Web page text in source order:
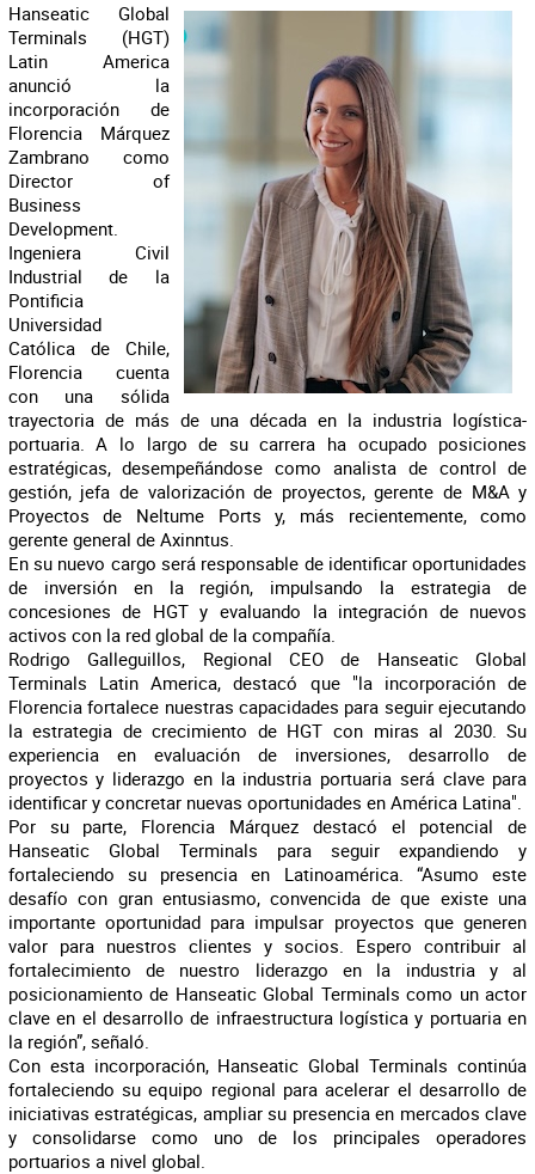
Hanseatic Global
Terminals (HGT)
Latin America
anunció la
incorporación de
Florencia Márquez
Zambrano como
Director of
Business
Development.
Ingeniera Civil
Industrial de la
Pontificia
Universidad
Católica de Chile,
Florencia cuenta
con una sólida
trayectoria de más de una década en la industria logística-
portuaria. A lo largo de su carrera ha ocupado posiciones
estratégicas, desempeñándose como analista de control de
gestión, jefa de valorización de proyectos, gerente de M&A y
Proyectos de Neltume Ports y, más recientemente, como
gerente general de Axinntus.
En su nuevo cargo será responsable de identificar oportunidades
de inversión en la región, impulsando la estrategia de
concesiones de HGT y evaluando la integración de nuevos
activos con la red global de la compañía.
Rodrigo Galleguillos, Regional CEO de Hanseatic Global
Terminals Latin America, destacó que "la incorporación de
Florencia fortalece nuestras capacidades para seguir ejecutando
la estrategia de crecimiento de HGT con miras al 2030. Su
experiencia en evaluación de inversiones, desarrollo de
proyectos y liderazgo en la industria portuaria será clave para
identificar y concretar nuevas oportunidades en América Latina".
Por su parte, Florencia Márquez destacó el potencial de
Hanseatic Global Terminals para seguir expandiendo y
fortaleciendo su presencia en Latinoamérica. “Asumo este
desafío con gran entusiasmo, convencida de que existe una
importante oportunidad para impulsar proyectos que generen
valor para nuestros clientes y socios. Espero contribuir al
fortalecimiento de nuestro liderazgo en la industria y al
posicionamiento de Hanseatic Global Terminals como un actor
clave en el desarrollo de infraestructura logística y portuaria en
la región”, señaló.
Con esta incorporación, Hanseatic Global Terminals continúa
fortaleciendo su equipo regional para acelerar el desarrollo de
iniciativas estratégicas, ampliar su presencia en mercados clave
y consolidarse como uno de los principales operadores
portuarios a nivel global.